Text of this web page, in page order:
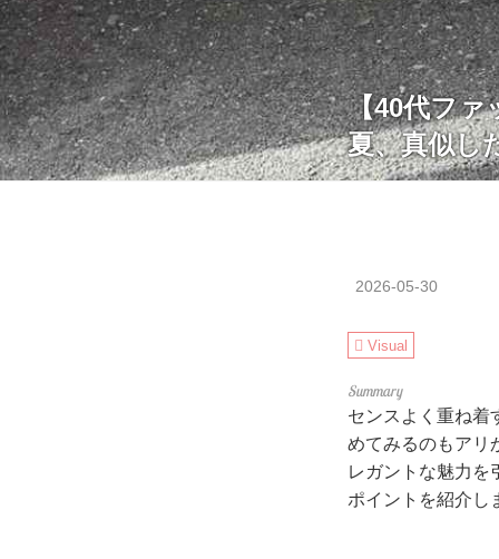
【40代ファ
夏、真似し
2026-05-30
Visual
センスよく重ね着
めてみるのもアリ
レガントな魅力を
ポイントを紹介し